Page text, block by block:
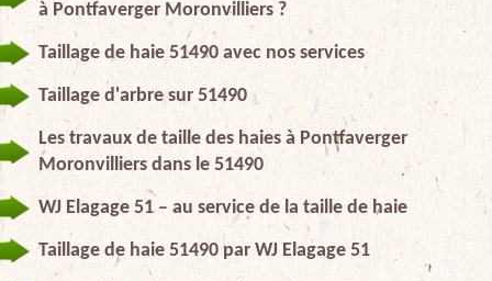
à Pontfaverger Moronvilliers ?
Taillage de haie 51490 avec nos services
Taillage d'arbre sur 51490
Les travaux de taille des haies à Pontfaverger
Moronvilliers dans le 51490
WJ Elagage 51 – au service de la taille de haie
Taillage de haie 51490 par WJ Elagage 51